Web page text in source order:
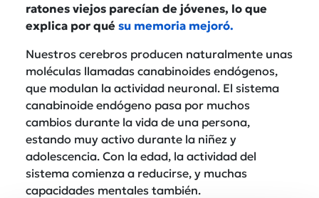
ratones viejos parecían de jóvenes, lo que
explica por qué su memoria mejoró.
Nuestros cerebros producen naturalmente unas
moléculas llamadas canabinoides endógenos,
que modulan la actividad neuronal. El sistema
canabinoide endógeno pasa por muchos
cambios durante la vida de una persona,
estando muy activo durante la niñez y
adolescencia. Con la edad, la actividad del
sistema comienza a reducirse, y muchas
capacidades mentales también.